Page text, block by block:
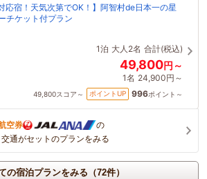
応宿！天気次第でOK！】阿智村de日本一の星
チケット付プラン
1泊 大人2名 合計(税込)
49,800円～
1名 24,900円～
49,800スコア～ ポイントUP 996ポイント～
空券
の
通がセットのプランをみる
の宿泊プランをみる（72件）